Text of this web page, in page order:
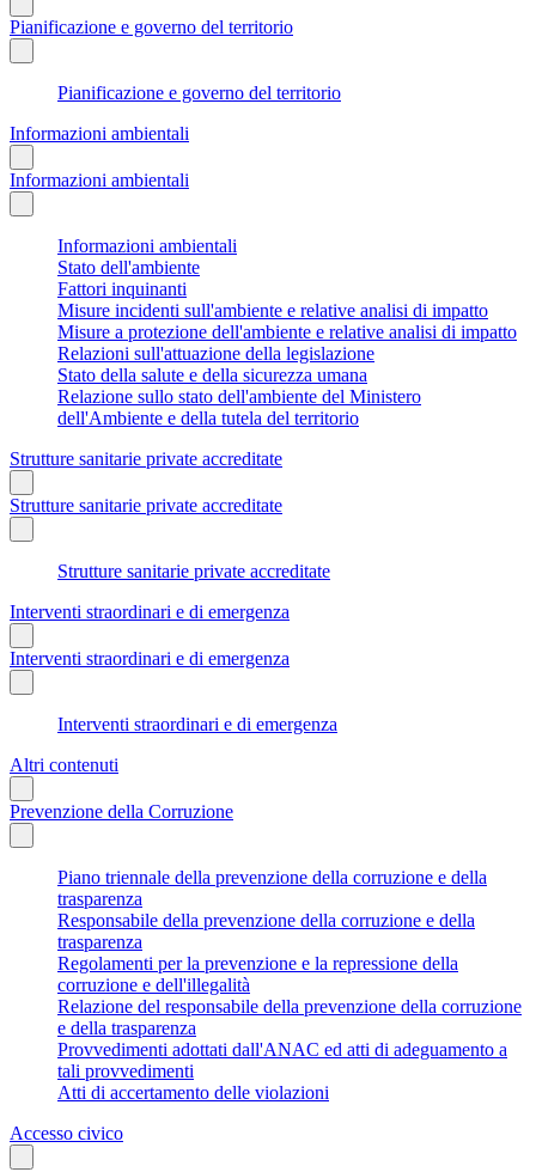
Pianificazione e governo del territorio
Pianificazione e governo del territorio
Informazioni ambientali
Informazioni ambientali
Informazioni ambientali
Stato dell'ambiente
Fattori inquinanti
Misure incidenti sull'ambiente e relative analisi di impatto
Misure a protezione dell'ambiente e relative analisi di impatto
Relazioni sull'attuazione della legislazione
Stato della salute e della sicurezza umana
Relazione sullo stato dell'ambiente del Ministero
dell'Ambiente e della tutela del territorio
Strutture sanitarie private accreditate
Strutture sanitarie private accreditate
Strutture sanitarie private accreditate
Interventi straordinari e di emergenza
Interventi straordinari e di emergenza
Interventi straordinari e di emergenza
Altri contenuti
Prevenzione della Corruzione
Piano triennale della prevenzione della corruzione e della
trasparenza
Responsabile della prevenzione della corruzione e della
trasparenza
Regolamenti per la prevenzione e la repressione della
corruzione e dell'illegalità
Relazione del responsabile della prevenzione della corruzione
e della trasparenza
Provvedimenti adottati dall'ANAC ed atti di adeguamento a
tali provvedimenti
Atti di accertamento delle violazioni
Accesso civico